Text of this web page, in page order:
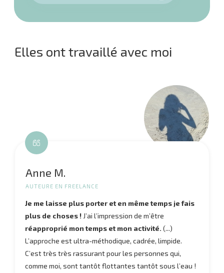
Elles ont travaillé avec moi
Anne M.
AUTEURE EN FREELANCE
Je me laisse plus porter et en même temps je fais
plus de choses ! J’ai l’impression de m’être
réapproprié mon temps et mon activité. (...)
L’approche est ultra-méthodique, cadrée, limpide.
C’est très très rassurant pour les personnes qui,
comme moi, sont tantôt flottantes tantôt sous l’eau !